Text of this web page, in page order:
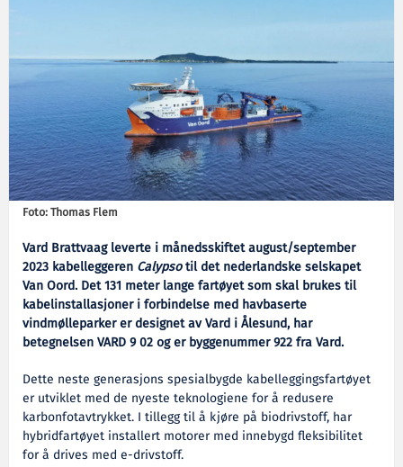
Foto: Thomas Flem
Vard Brattvaag leverte i månedsskiftet august/september
2023 kabelleggeren Calypsotil det nederlandske selskapet
Van Oord. Det 131 meter lange fartøyet som skal brukes til
kabelinstallasjoner i forbindelse med havbaserte
vindmølleparker er designet av Vard i Ålesund, har
betegnelsen VARD 9 02 og er byggenummer 922 fra Vard.
Dette neste generasjons spesialbygde kabelleggingsfartøyet
er utviklet med de nyeste teknologiene for å redusere
karbonfotavtrykket. I tillegg til å kjøre på biodrivstoff, har
hybridfartøyet installert motorer med innebygd fleksibilitet
for å drives med e-drivstoff.